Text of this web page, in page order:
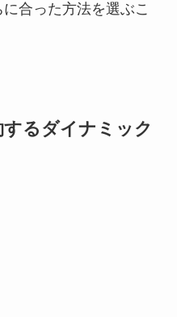
合った方法を選ぶこ
るダイナミック